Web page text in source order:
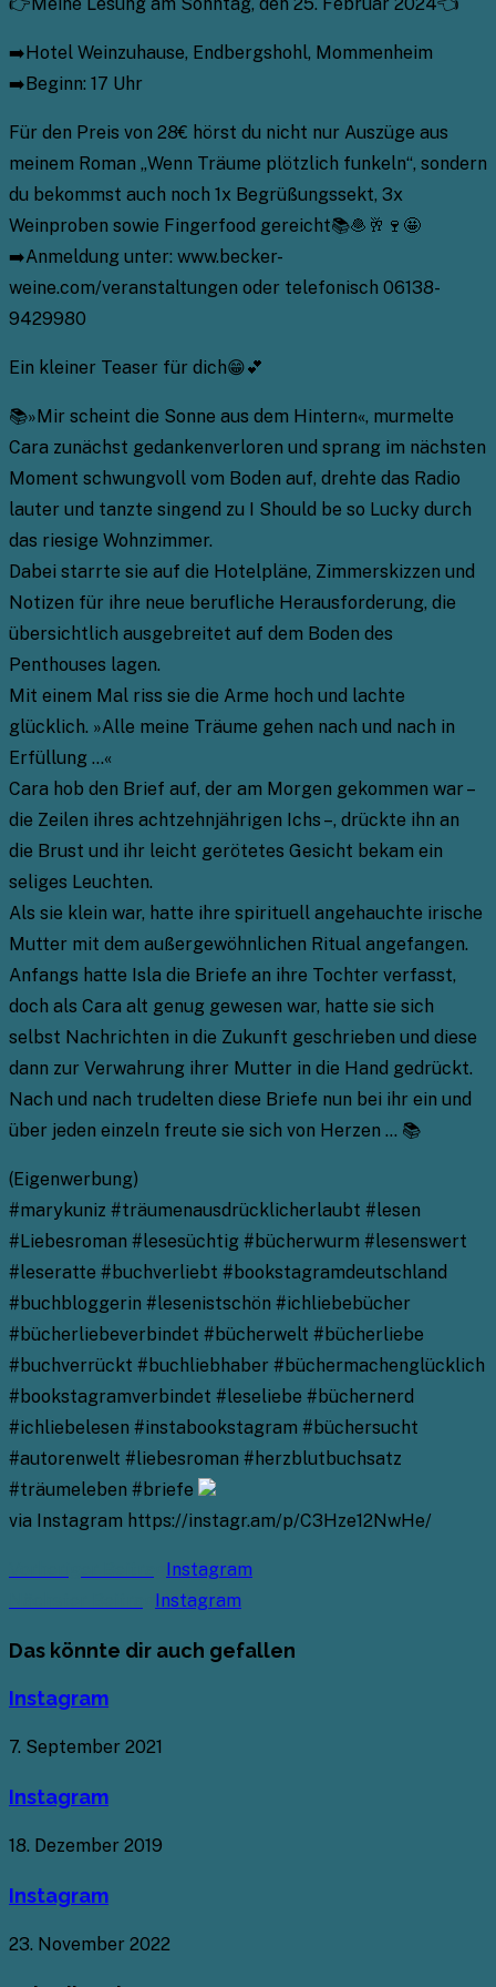
➡️Hotel Weinzuhause, Endbergshohl, Mommenheim
➡️Beginn: 17 Uhr
Für den Preis von 28€ hörst du nicht nur Auszüge aus
meinem Roman „Wenn Träume plötzlich funkeln“, sondern
du bekommst auch noch 1x Begrüßungssekt, 3x
Weinproben sowie Fingerfood gereicht📚🧆🥂🍷🤩
➡️Anmeldung unter: www.becker-
weine.com/veranstaltungen oder telefonisch 06138-
9429980
Ein kleiner Teaser für dich😁💕
📚»Mir scheint die Sonne aus dem Hintern«, murmelte
Cara zunächst gedankenverloren und sprang im nächsten
Moment schwungvoll vom Boden auf, drehte das Radio
lauter und tanzte singend zu I Should be so Lucky durch
das riesige Wohnzimmer.
Dabei starrte sie auf die Hotelpläne, Zimmerskizzen und
Notizen für ihre neue berufliche Herausforderung, die
übersichtlich ausgebreitet auf dem Boden des
Penthouses lagen.
Mit einem Mal riss sie die Arme hoch und lachte
glücklich. »Alle meine Träume gehen nach und nach in
Erfüllung …«
Cara hob den Brief auf, der am Morgen gekommen war –
die Zeilen ihres achtzehnjährigen Ichs –, drückte ihn an
die Brust und ihr leicht gerötetes Gesicht bekam ein
seliges Leuchten.
Als sie klein war, hatte ihre spirituell angehauchte irische
Mutter mit dem außergewöhnlichen Ritual angefangen.
Anfangs hatte Isla die Briefe an ihre Tochter verfasst,
doch als Cara alt genug gewesen war, hatte sie sich
selbst Nachrichten in die Zukunft geschrieben und diese
dann zur Verwahrung ihrer Mutter in die Hand gedrückt.
Nach und nach trudelten diese Briefe nun bei ihr ein und
über jeden einzeln freute sie sich von Herzen … 📚
(Eigenwerbung)
#marykuniz #träumenausdrücklicherlaubt #lesen
#Liebesroman #lesesüchtig #bücherwurm #lesenswert
#leseratte #buchverliebt #bookstagramdeutschland
#buchbloggerin #lesenistschön #ichliebebücher
#bücherliebeverbindet #bücherwelt #bücherliebe
#buchverrückt #buchliebhaber #büchermachenglücklich
#bookstagramverbindet #leseliebe #büchernerd
#ichliebelesen #instabookstagram #büchersucht
#autorenwelt #liebesroman #herzblutbuchsatz
#träumeleben #briefe
via Instagram https://instagr.am/p/C3Hze12NwHe/
Instagram
Instagram
Das könnte dir auch gefallen
Instagram
7. September 2021
Instagram
18. Dezember 2019
Instagram
23. November 2022